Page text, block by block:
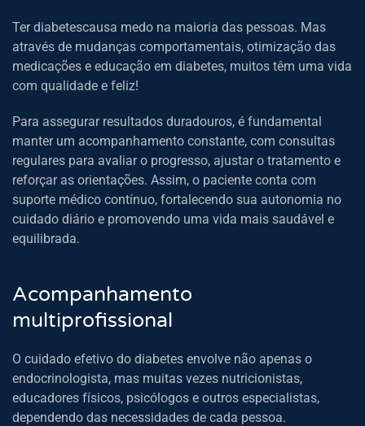
Ter diabetescausa medo na maioria das pessoas. Mas
através de mudanças comportamentais, otimização das
medicações e educação em diabetes, muitos têm uma vida
com qualidade e feliz!
Para assegurar resultados duradouros, é fundamental
manter um acompanhamento constante, com consultas
regulares para avaliar o progresso, ajustar o tratamento e
reforçar as orientações. Assim, o paciente conta com
suporte médico contínuo, fortalecendo sua autonomia no
cuidado diário e promovendo uma vida mais saudável e
equilibrada.
Acompanhamento
multiprofissional
O cuidado efetivo do diabetes envolve não apenas o
endocrinologista, mas muitas vezes nutricionistas,
educadores físicos, psicólogos e outros especialistas,
dependendo das necessidades de cada pessoa.